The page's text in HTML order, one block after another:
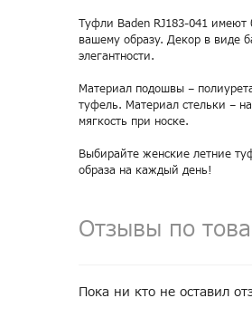
Туфли Baden RJ183-041 имеют
вашему образу. Декор в виде
элегантности.
Материал подошвы –
туфель. Материал стельки –
мягкость при носке.
Выбирайте женские летние
образа на каждый день!
Отзывы по
Пока ни кто не оставил